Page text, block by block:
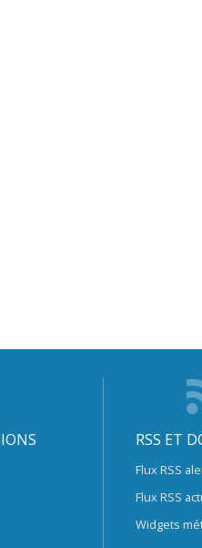
RSS ET
Flux RSS
Flux RSS
Widgets